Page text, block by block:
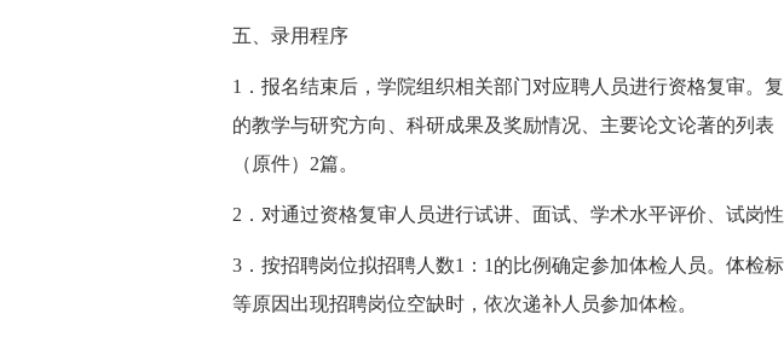
五、录用程序
1．报名结束后，学院组织相关部门对应聘人员进行资格复审。
的教学与研究方向、科研成果及奖励情况、主要论文论著的列
（原件）2篇。
2．对通过资格复审人员进行试讲、面试、学术水平评价、试岗性
3．按招聘岗位拟招聘人数1：1的比例确定参加体检人员。体检
等原因出现招聘岗位空缺时，依次递补人员参加体检。